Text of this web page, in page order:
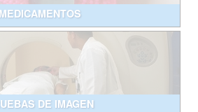
MEDICAMENTOS
DE IMAGEN